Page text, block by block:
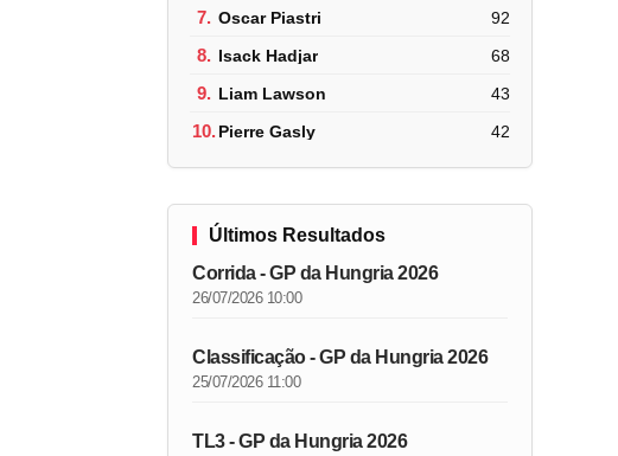
7. Oscar Piastri 92
8. Isack Hadjar 68
9. Liam Lawson 43
10.Pierre Gasly 42
Últimos Resultados
Corrida - GP da Hungria 2026
26/07/2026 10:00
Classificação - GP da Hungria 2026
25/07/2026 11:00
TL3 - GP da Hungria 2026